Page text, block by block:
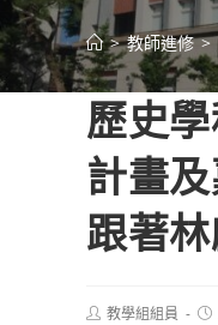
> 教師進修 >
歷史
計畫
跟著
Post教學組組員